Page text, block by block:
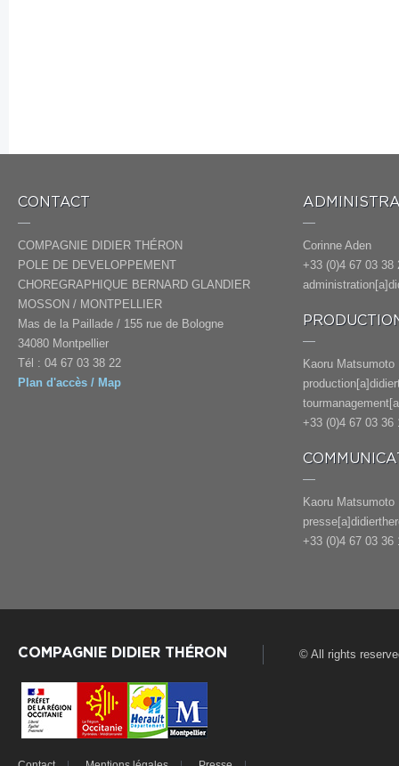
CONTACT
COMPAGNIE DIDIER THÉRON
POLE DE DEVELOPPEMENT
CHOREGRAPHIQUE BERNARD GLANDIER
MOSSON / MONTPELLIER
Mas de la Paillade / 155 rue de Bologne
34080 Montpellier
Tél : 04 67 03 38 22
Plan d'accès / Map
Corinne Aden
+33 (0)4 67 03 38
Kaoru Matsumoto
+33 (0)4 67 03 36
Kaoru Matsumoto
+33 (0)4 67 03 36
COMPAGNIE DIDIER THÉRON © All rights